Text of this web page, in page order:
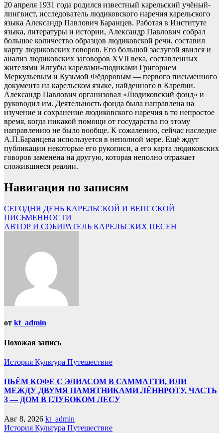
20 апреля 1931 года родился известный карельский учёный-
лингвист, исследователь людиковского наречия карельского
языка Александр Павлович Баранцев. Работая в Институте
языка, литературы и истории, Александр Павлович собрал
большое количество образцов людиковской речи, составил
карту людиковских говоров. Его большой заслугой явился и
анализ людиковских заговоров XVII века, составленных
жителями Ялгубы карелами-людиками Григорием
Меркульевым и Кузьмой Фёдоровым — первого письменного
документа на карельском языке, найденного в Карелии.
Александр Павлович организовал «Людиковский фонд» и
руководил им. Деятельность фонда была направлена на
изучение и сохранение людиковского наречия в то непростое
время, когда никакой помощи от государства по этому
направлению не было вообще. К сожалению, сейчас наследие
А.П.Баранцева используется в неполной мере. Ещё ждут
публикации некоторые его рукописи, а его карта людиковских
говоров заменена на другую, которая неполно отражает
сложившиеся реалии.
Навигация по записям
СЕГОДНЯ ДЕНЬ КАРЕЛЬСКОЙ И ВЕПССКОЙ
ПИСЬМЕННОСТИ
АВТОР И СОБИРАТЕЛЬ КАРЕЛЬСКИХ ПЕСЕН
от kt_admin
Похожая запись
История Культура Путешествие
ПЬЁМ КОФЕ С ЭЛИАСОМ В САММАТТИ, ИЛИ
МЕЖДУ ДВУМЯ ПАМЯТНИКАМИ ЛЁННРОТУ. ЧАСТЬ
3 — ДОМ В ГЛУБОКОМ ЛЕСУ
Авг 8, 2026 kt_admin
История Культура Путешествие